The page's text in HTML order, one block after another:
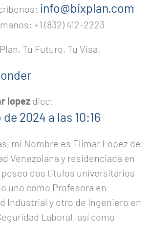
info@bixplan.com
+1 (832) 412-2223
Tu Futuro, Tu Visa.
lopez dice:
2024 a las 10:16
mi Nombre es Elimar Lopez de
Venezolana y residenciada en
poseo dos titulos universitarios
uno como Profesora en
Industrial y otro de Ingeniero en
Laboral, así como